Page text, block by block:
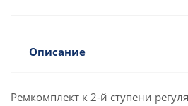
Описание
Ремкомплект к 2-й ступени